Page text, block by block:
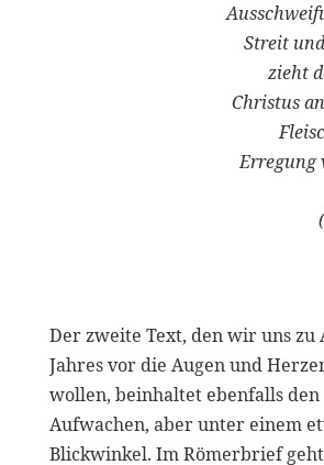
Streit
zieht
Christus
Erregung
Der zweite Text, den wir uns zu
Jahres vor die Augen und
wollen, beinhaltet ebenfalls den
Aufwachen, aber unter einem
Blickwinkel. Im Römerbrief